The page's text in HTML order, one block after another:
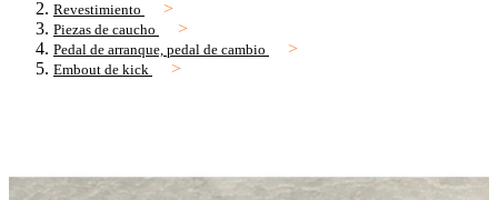
Revestimiento
Piezas de caucho
Pedal de arranque, pedal de cambio
Embout de kick